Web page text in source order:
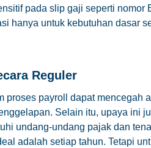
pada slip gaji seperti nomor
hanya untuk kebutuhan dasar
Reguler
proses payroll dapat mencegah
Selain itu, upaya ini
undang-undang pajak dan
adalah setiap tahun. Tetapi